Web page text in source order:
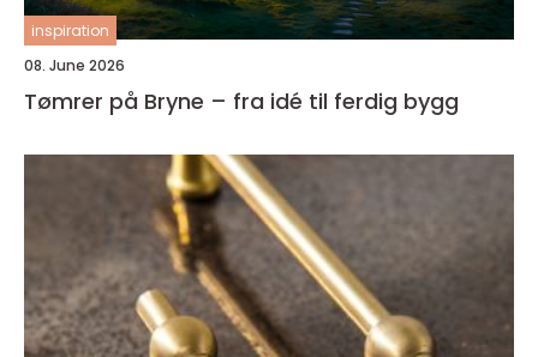
inspiration
08. June 2026
Tømrer på Bryne – fra idé til ferdig bygg